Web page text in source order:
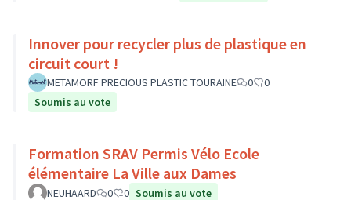
Innover pour recycler plus de plastique en
circuit court !
METAMORF PRECIOUS PLASTIC TOURAINE 0
0
Soumis au vote
Formation SRAV Permis Vélo Ecole
élémentaire La Ville aux Dames
NEUHAARD 0 0 Soumis au vote